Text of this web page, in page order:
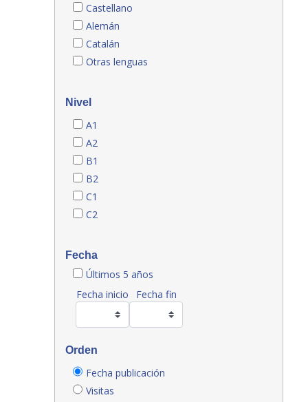
Castellano
Alemán
Catalán
Otras lenguas
Nivel
A1
A2
B1
B2
C1
C2
Fecha
Últimos 5 años
Fecha inicio
Fecha fin
Orden
Fecha publicación
Visitas